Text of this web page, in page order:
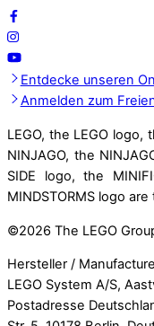
Entdecke unseren
Anmelden zum
LEGO, the LEGO logo,
NINJAGO, the
SIDE logo, the
MINDSTORMS logo
©2026 The LEGO
Hersteller /
LEGO System A/S,
Postadresse